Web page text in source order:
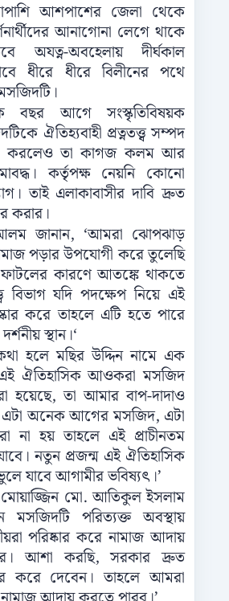
আশপাশের জেলা থেকে
আনাগোনা লেগে থাকে
অযত্ন-অবহেলায় দীর্ঘকাল
ধীরে ধীরে বিলীনের পথে
বছর আগে সংস্কৃতিবিষয়ক
ঐতিহ্যবাহী প্রত্নতত্ত্ব সম্পদ
করলেও তা কাগজ কলম আর
কর্তৃপক্ষ নেয়নি কোনো
তাই এলাকাবাসীর দাবি দ্রুত
করার।
জানান, ‘আমরা ঝোপঝাড়
পড়ার উপযোগী করে তুলেছি
ফাটলের কারণে আতঙ্কে থাকতে
বিভাগ যদি পদক্ষেপ নিয়ে এই
করে তাহলে এটি হতে পারে
স্থান।‘
হলে মছির উদ্দিন নামে এক
ঐতিহাসিক আওকরা মসজিদ
হয়েছে, তা আমার বাপ-দাদাও
এটা অনেক আগের মসজিদ, এটা
না হয় তাহলে এই প্রাচীনতম
নতুন প্রজন্ম এই ঐতিহাসিক
যাবে আগামীর ভবিষ্যৎ।’
মো. আতিকুল ইসলাম
মসজিদটি পরিত্যক্ত অবস্থায়
পরিষ্কার করে নামাজ আদায়
আশা করছি, সরকার দ্রুত
করে দেবেন। তাহলে আমরা